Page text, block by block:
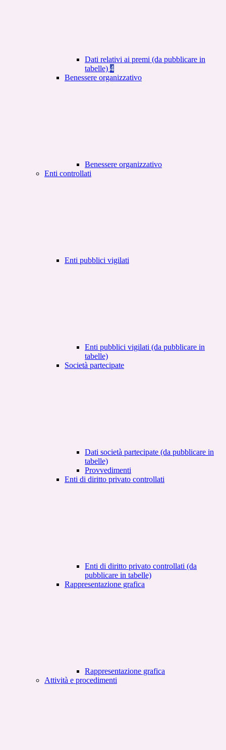
Dati relativi ai premi (da pubblicare in
tabelle) 4
Benessere organizzativo
Benessere organizzativo
Enti controllati
Enti pubblici vigilati
Enti pubblici vigilati (da pubblicare in
tabelle)
Società partecipate
Dati società partecipate (da pubblicare in
tabelle)
Provvedimenti
Enti di diritto privato controllati
Enti di diritto privato controllati (da
pubblicare in tabelle)
Rappresentazione grafica
Rappresentazione grafica
Attività e procedimenti